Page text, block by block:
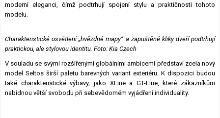
moderní eleganci, čímž podtrhují spojení stylu a praktičnosti tohoto
modelu.
Charakteristické osvětlení „hvězdné mapy“ a zapuštěné kliky dveří podtrhují
praktickou, ale stylovou identitu. Foto: Kia Czech
V souladu se svými rozšířenými globálními ambicemi představí zcela nový
model Seltos širší paletu barevných variant exteriéru. K dispozici budou
také charakteristické výbavy, jako XLine a GT-Line, které zákazníkům
nabídnou větší svobodu při sebevědomém vyjádření individuality.